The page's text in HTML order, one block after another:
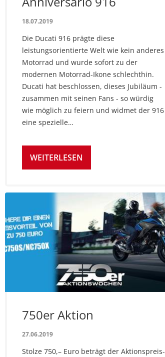
18.07.2019
Die Ducati 916 prägte diese
leistungsorientierte Welt wie kein anderes
Motorrad und wurde sofort zu der
modernen Motorrad-Ikone schlechthin.
Ducati hat beschlossen, dieses Jubiläum -
zusammen mit seinen Fans - so würdig
wie möglich zu feiern und widmet der 916
eine spezielle…
WEITERLESEN
750er Aktion
27.06.2019
Stolze 750,– Euro beträgt der Aktionspreis-